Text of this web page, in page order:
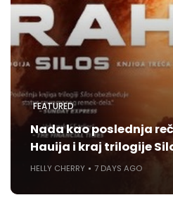
FEATURED
Nada kao poslednja
Hauija i kraj trilogije
HELLY CHERRY 7 DAYS AGO